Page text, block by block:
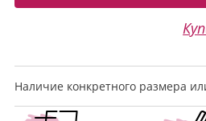
Наличие конкретного размера